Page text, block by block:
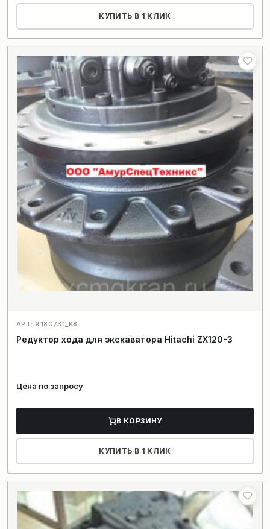
КУПИТЬ В 1 КЛИК
АРТ: 9180731_K8
Редуктор хода для экскаватора Hitachi ZX120-3
Цена по запросу
В КОРЗИНУ
КУПИТЬ В 1 КЛИК